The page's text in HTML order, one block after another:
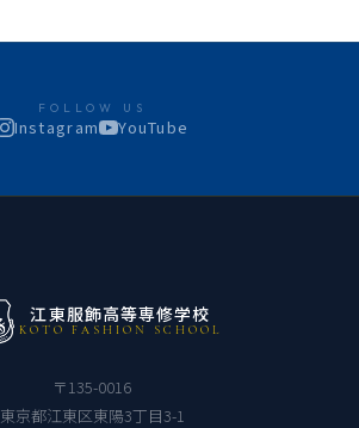
FOLLOW US
Instagram YouTube
江東服飾高等専修学校
KOTO FASHION SCHOOL
〒135-0016
東京都江東区東陽3丁目3-1